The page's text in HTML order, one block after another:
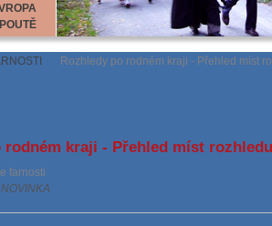
Rozhledy po rodném kraji - Přehled míst
rodném kraji - Přehled míst
farnosti